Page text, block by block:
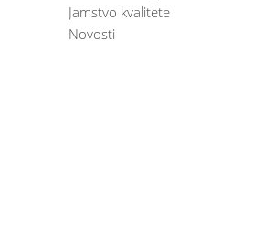
Jamstvo kvalitete
Novosti